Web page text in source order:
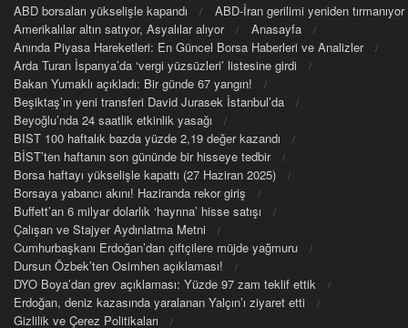
ABD borsaları yükselişle kapandı
ABD-İran gerilimi yeniden tırmanıyor
Amerikalılar altın satıyor, Asyalılar alıyor
Anasayfa
Anında Piyasa Hareketleri: En Güncel Borsa Haberleri ve Analizler
Arda Turan İspanya’da ‘vergi yüzsüzleri’ listesine girdi
Bakan Yumaklı açıkladı: Bir günde 67 yangın!
Beşiktaş’ın yeni transferi David Jurasek İstanbul’da
Beyoğlu’nda 24 saatlik etkinlik yasağı
BIST 100 haftalık bazda yüzde 2,19 değer kazandı
BİST’ten haftanın son gününde bir hisseye tedbir
Borsa haftayı yükselişle kapattı (27 Haziran 2025)
Borsaya yabancı akını! Haziranda rekor giriş
Buffett’an 6 milyar dolarlık ‘hayrına’ hisse satışı
Çalışan ve Stajyer Aydınlatma Metni
Cumhurbaşkanı Erdoğan’dan çiftçilere müjde yağmuru
Dursun Özbek’ten Osimhen açıklaması!
DYO Boya’dan grev açıklaması: Yüzde 97 zam teklif ettik
Erdoğan, deniz kazasında yaralanan Yalçın’ı ziyaret etti
Gizlilik ve Çerez Politikaları